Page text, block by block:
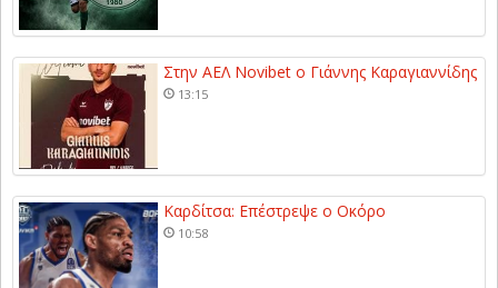
Στην ΑΕΛ Novibet ο Γιάννης Καραγιαννίδης
13:15
Καρδίτσα: Επέστρεψε ο Οκόρο
10:58